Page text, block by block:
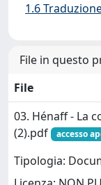
1.6
File in questo
File
03. Hénaff - La
(2).pdf
accesso
Tipologia: